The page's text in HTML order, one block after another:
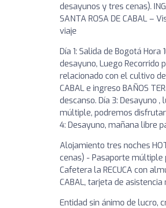
desayunos y tres cenas).
SANTA ROSA DE CABAL –
viaje
Día 1: Salida de Bogotá
desayuno, Luego Recorrido
relacionado con el cultivo
CABAL e ingreso BAÑOS
descanso. Día 3: Desayuno ,
múltiple, podremos
4: Desayuno, mañana libre
Alojamiento tres noches
cenas) - Pasaporte múltiple
Cafetera la RECUCA con
CABAL, tarjeta de asistencia
Entidad sin ánimo de lucro,